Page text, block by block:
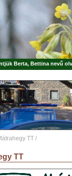
Berta, Bettina nevű
TT /
TT